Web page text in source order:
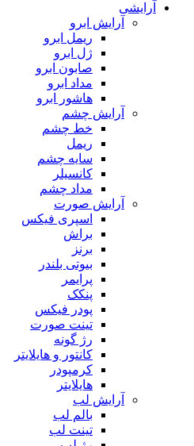
آرایشی
آرایش ابرو
ریمل ابرو
ژل ابرو
صابون ابرو
مداد ابرو
هاشور ابرو
آرایش چشم
خط چشم
ریمل
سایه چشم
کانسیلر
مداد چشم
آرایش صورت
اسپری فیکس
براش
برنز
بیوتی بلندر
پرایمر
پنکک
پودر فیکس
تینت صورت
رژ گونه
کانتور و هایلایتر
کرمپودر
هایلایتر
آرایش لب
بالم لب
تینت لب